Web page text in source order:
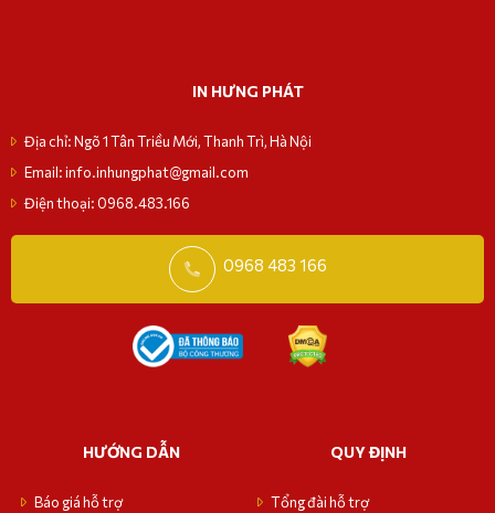
IN HƯNG PHÁT
Địa chỉ: Ngõ 1 Tân Triều Mới, Thanh Trì, Hà Nội
Email: info.inhungphat@gmail.com
Điện thoại: 0968.483.166
0968 483 166
HƯỚNG DẪN
Báo giá hỗ trợ
QUY ĐỊNH
Tổng đài hỗ trợ